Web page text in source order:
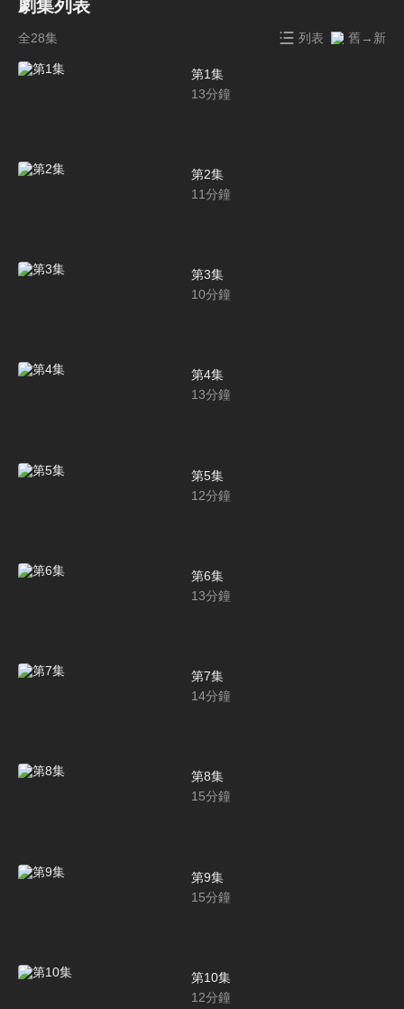
劇集列表
全28集 列表 舊→新
第1集
13分鐘
第2集
11分鐘
第3集
10分鐘
第4集
13分鐘
第5集
12分鐘
第6集
13分鐘
第7集
14分鐘
第8集
15分鐘
第9集
15分鐘
第10集
12分鐘